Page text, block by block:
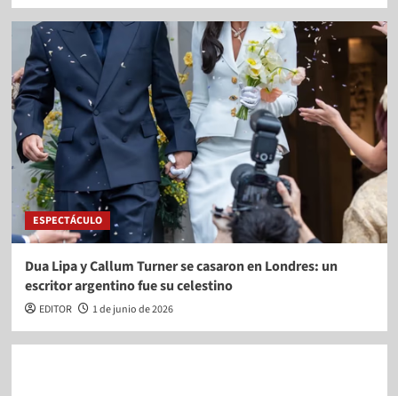
ESPECTÁCULO
Dua Lipa y Callum Turner se casaron en Londres: un
escritor argentino fue su celestino
EDITOR 1 de junio de 2026